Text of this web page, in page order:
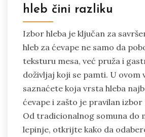
hleb čini razliku
Izbor hleba je ključan za
hleb za ćevape ne samo da
teksturu mesa, već pruža i
doživljaj koji se pamti. U ovom
saznaćete koja vrsta hleba
ćevape i zašto je pravilan izbor
Od tradicionalnog somuna do
lepinje, otkrijte kako da